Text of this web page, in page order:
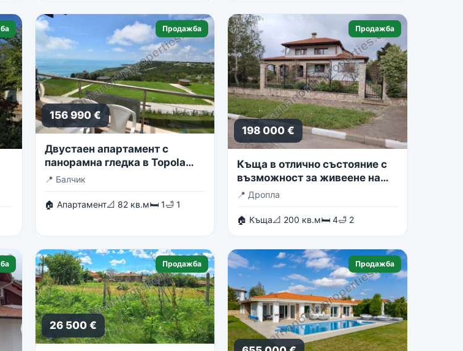
Продажба
156 990 €
Двустаен апартамент с
панорамна гледка в Topola
Skies
📍 Балчик
🏠 Апартамент📐 82 кв.м🛏 1🛁 1
Продажба
198 000 €
Къща в отлично състояние с
възможност за живеене на
две семейства
📍 Дропла
🏠 Къща📐 200 кв.м🛏 4🛁 2
Продажба
26 500 €
Продажба